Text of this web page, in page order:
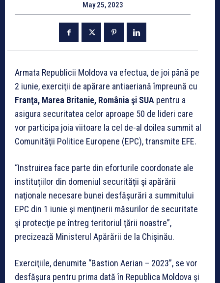
May 25, 2023
Armata Republicii Moldova va efectua, de joi până pe
2 iunie, exerciţii de apărare antiaeriană împreună cu
Franţa, Marea Britanie, România şi SUA pentru a
asigura securitatea celor aproape 50 de lideri care
vor participa joia viitoare la cel de-al doilea summit al
Comunităţii Politice Europene (EPC), transmite EFE.
“Instruirea face parte din eforturile coordonate ale
instituţiilor din domeniul securităţii şi apărării
naţionale necesare bunei desfăşurări a summitului
EPC din 1 iunie şi menţinerii măsurilor de securitate
şi protecţie pe întreg teritoriul ţării noastre”,
precizează Ministerul Apărării de la Chişinău.
Exerciţiile, denumite “Bastion Aerian – 2023”, se vor
desfăşura pentru prima dată în Republica Moldova şi